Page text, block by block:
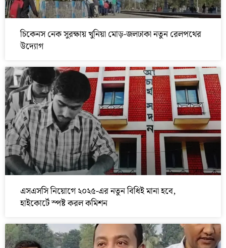
চিকেনস নেক সুরক্ষায় খুনিয়া মোড়-জলঢাকা নতুন রেলপথের
উদ্যোগ
এসএসসি নিয়োগে ২০২৫-এর নতুন বিধিই মানা হবে,
হাইকোর্টে স্পষ্ট করল কমিশন